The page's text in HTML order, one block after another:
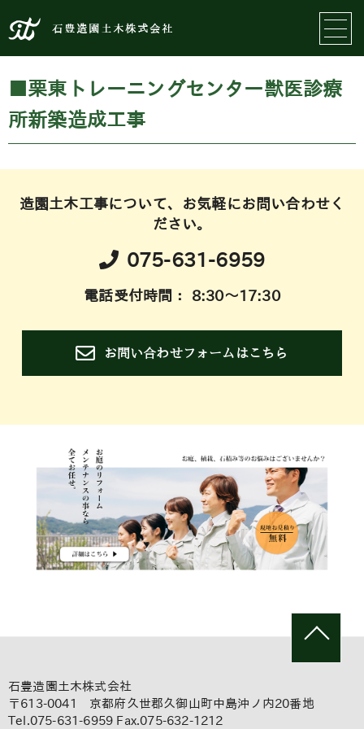
石豊造園土木株式会社
■栗東トレーニングセンター獣医診療
所新築造成工事
造園土木工事について、お気軽にお問い合わせく
ださい。
075-631-6959
電話受付時間： 8:30～17:30
お問い合わせフォームはこちら
石豊造園土木株式会社
〒613-0041 京都府久世郡久御山町中島沖ノ内20番地
Tel.075-631-6959 Fax.075-632-1212